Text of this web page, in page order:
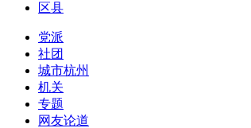
区县
党派
社团
城市杭州
机关
专题
网友论道